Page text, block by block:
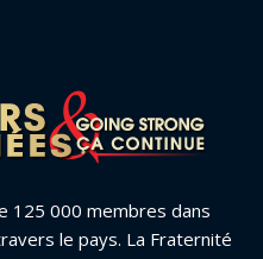
125 000 membres dans
le pays. La Fraternité